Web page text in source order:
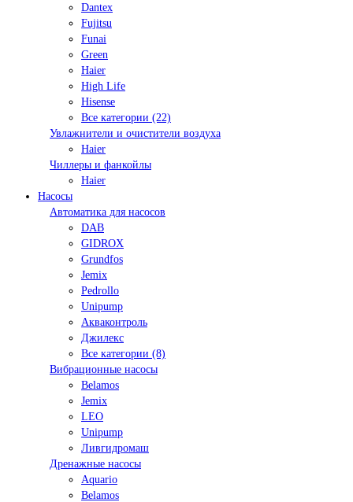
Dantex
Fujitsu
Funai
Green
Haier
High Life
Hisense
Все категории (22)
Увлажнители и очистители воздуха
Haier
Чиллеры и фанкойлы
Haier
Насосы
Автоматика для насосов
DAB
GIDROX
Grundfos
Jemix
Pedrollo
Unipump
Акваконтроль
Джилекс
Все категории (8)
Вибрационные насосы
Belamos
Jemix
LEO
Unipump
Ливгидромаш
Дренажные насосы
Aquario
Belamos